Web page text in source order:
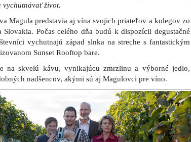
zo Suchej nad Parnou
VLCI A RUŽE môžete nakuknúť do farmárskeho
altánku, spolu s Jirkom Prachařom zo združenia
bude mať pripravenú aj zaujímavú prednášku o
rok začali aj včeláriť, poprosili sme nášho suseda a